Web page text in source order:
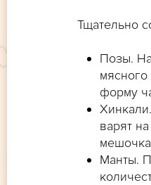
Тщательно
Позы.
форму
варят
Манты.